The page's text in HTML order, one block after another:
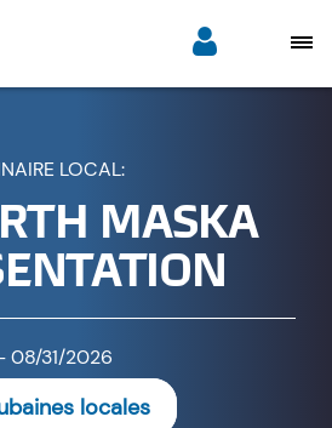
LOCAL:
MASKA
08/31/2026
locales